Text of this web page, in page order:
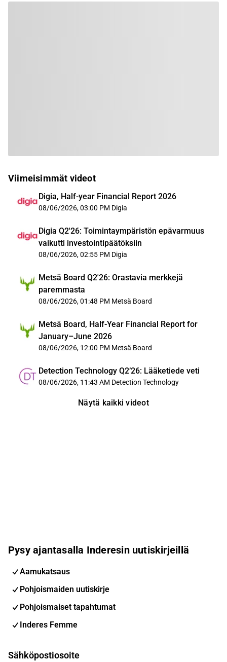
Viimeisimmät videot
Digia, Half-year Financial Report 2026
08/06/2026, 03:00 PM Digia
Digia Q2'26: Toimintaympäristön epävarmuus
vaikutti investointipäätöksiin
08/06/2026, 02:55 PM Digia
Metsä Board Q2'26: Orastavia merkkejä
paremmasta
08/06/2026, 01:48 PM Metsä Board
Metsä Board, Half-Year Financial Report for
January–June 2026
08/06/2026, 12:00 PM Metsä Board
Detection Technology Q2’26: Lääketiede veti
08/06/2026, 11:43 AM Detection Technology
Näytä kaikki videot
Pysy ajantasalla Inderesin uutiskirjeillä
Aamukatsaus
Pohjoismaiden uutiskirje
Pohjoismaiset tapahtumat
Inderes Femme
Sähköpostiosoite